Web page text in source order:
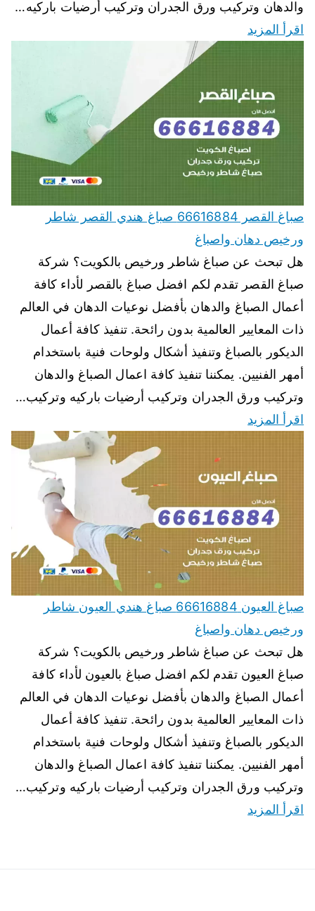
والدهان وتركيب ورق الجدران وتركيب أرضيات باركيه…
اقرأ المزيد
صباغ القصر 66616884 صباغ هندي القصر شاطر
ورخيص دهان واصباغ
هل تبحث عن صباغ شاطر ورخيص بالكويت؟ شركة
صباغ القصر تقدم لكم افضل صباغ بالقصر لأداء كافة
أعمال الصباغ والدهان بأفضل نوعيات الدهان في العالم
ذات المعايير العالمية بدون رائحة. تنفيذ كافة أعمال
الديكور بالصباغ وتنفيذ أشكال ولوحات فنية باستخدام
أمهر الفنيين. يمكننا تنفيذ كافة اعمال الصباغ والدهان
وتركيب ورق الجدران وتركيب أرضيات باركيه وتركيب…
اقرأ المزيد
صباغ العيون 66616884 صباغ هندي العيون شاطر
ورخيص دهان واصباغ
هل تبحث عن صباغ شاطر ورخيص بالكويت؟ شركة
صباغ العيون تقدم لكم افضل صباغ بالعيون لأداء كافة
أعمال الصباغ والدهان بأفضل نوعيات الدهان في العالم
ذات المعايير العالمية بدون رائحة. تنفيذ كافة أعمال
الديكور بالصباغ وتنفيذ أشكال ولوحات فنية باستخدام
أمهر الفنيين. يمكننا تنفيذ كافة اعمال الصباغ والدهان
وتركيب ورق الجدران وتركيب أرضيات باركيه وتركيب…
اقرأ المزيد